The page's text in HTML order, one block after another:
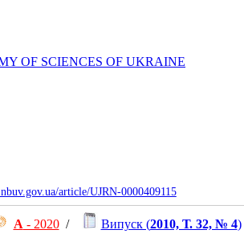
OF SCIENCES OF UKRAINE
article/UJRN-0000409115
А - 2020/ Випуск (2010, Т. 32, № 4)